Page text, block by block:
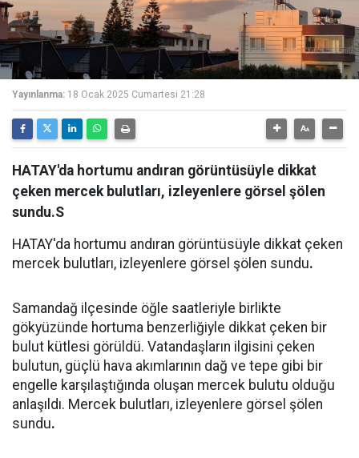
Yayınlanma: 18 Ocak 2025 Cumartesi 21:28
HATAY'da hortumu andıran görüntüsüyle dikkat
çeken mercek bulutları, izleyenlere görsel şölen
sundu.S
HATAY'da hortumu andıran görüntüsüyle dikkat çeken
mercek bulutları, izleyenlere görsel şölen sundu.
Samandağ ilçesinde öğle saatleriyle birlikte
gökyüzünde hortuma benzerliğiyle dikkat çeken bir
bulut kütlesi görüldü. Vatandaşların ilgisini çeken
bulutun, güçlü hava akımlarının dağ ve tepe gibi bir
engelle karşılaştığında oluşan mercek bulutu olduğu
anlaşıldı. Mercek bulutları, izleyenlere görsel şölen
sundu.